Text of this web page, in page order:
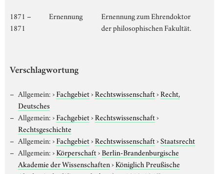
1871 –
1871
Ernennung
Ernennung zum Ehrendoktor
der philosophischen Fakultät.
Verschlagwortung
Allgemein:›Fachgebiet›Rechtswissenschaft›Recht,
Deutsches
Allgemein:›Fachgebiet›Rechtswissenschaft›
Rechtsgeschichte
Allgemein:›Fachgebiet›Rechtswissenschaft›Staatsrecht
Allgemein:›Körperschaft›Berlin-Brandenburgische
Akademie der Wissenschaften›Königlich Preußische